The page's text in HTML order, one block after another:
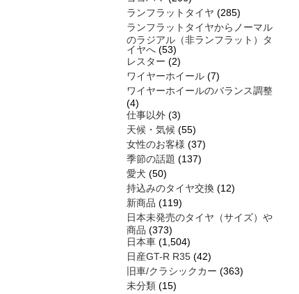
ランフラットタイヤ (285)
ランフラットタイヤからノーマル
のラジアル（非ランフラット）タ
イヤへ (53)
レスター (2)
ワイヤーホイール (7)
ワイヤーホイールのバランス調整
(4)
仕事以外 (3)
天候・気候 (55)
女性のお客様 (37)
季節の話題 (137)
愛犬 (50)
持込みのタイヤ交換 (12)
新商品 (119)
日本未発売のタイヤ（サイズ）や
商品 (373)
日本車 (1,504)
日産GT-R R35 (42)
旧車/クラシックカー (363)
未分類 (15)